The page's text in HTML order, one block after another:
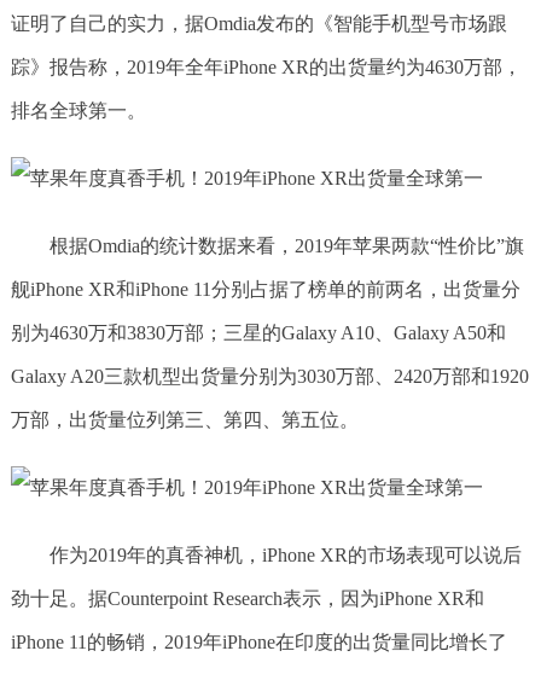
证明了自己的实力，据Omdia发布的《智能手机型号市场跟
踪》报告称，2019年全年iPhone XR的出货量约为4630万部，
排名全球第一。
根据Omdia的统计数据来看，2019年苹果两款“性价比”旗
舰iPhone XR和iPhone 11分别占据了榜单的前两名，出货量分
别为4630万和3830万部；三星的Galaxy A10、Galaxy A50和
Galaxy A20三款机型出货量分别为3030万部、2420万部和1920
万部，出货量位列第三、第四、第五位。
作为2019年的真香神机，iPhone XR的市场表现可以说后
劲十足。据Counterpoint Research表示，因为iPhone XR和
iPhone 11的畅销，2019年iPhone在印度的出货量同比增长了